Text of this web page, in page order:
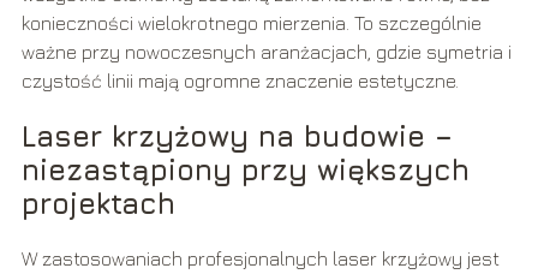
konieczności wielokrotnego mierzenia. To szczególnie
ważne przy nowoczesnych aranżacjach, gdzie symetria i
czystość linii mają ogromne znaczenie estetyczne.
Laser krzyżowy na budowie –
niezastąpiony przy większych
projektach
W zastosowaniach profesjonalnych laser krzyżowy jest